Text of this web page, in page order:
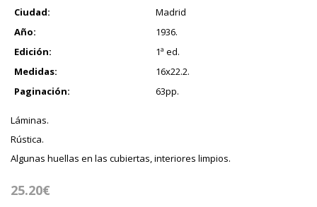
Ciudad:
Madrid
Año:
1936.
Edición:
1ª ed.
Medidas:
16x22.2.
Paginación:
63pp.
Láminas.
Rústica.
Algunas huellas en las cubiertas, interiores limpios.
25.20€